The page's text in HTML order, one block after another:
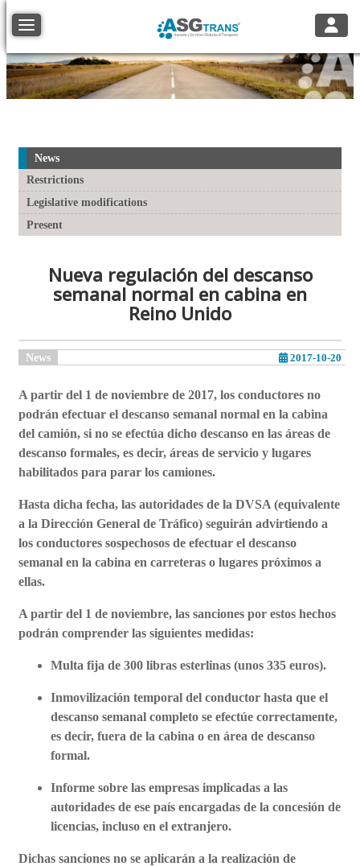
Toggle navigation
News
Restrictions
Legislative modifications
Present
Nueva regulación del descanso
semanal normal en cabina en
Reino Unido
News 2017-10-20
A partir del 1 de noviembre de 2017, los conductores no
podrán efectuar el descanso semanal normal en la cabina
del camión, si no se efectúa dicho descanso en las áreas de
descanso formales, es decir, áreas de servicio y lugares
habilitados para parar los camiones.
Hasta dicha fecha, las autoridades de la DVSA (equivalente
a la Dirección General de Tráfico) seguirán advirtiendo a
los conductores sospechosos de efectuar el descanso
semanal en la cabina en carreteras o lugares próximos a
ellas.
A partir del 1 de noviembre, las sanciones por estos hechos
podrán comprender las siguientes medidas:
Multa fija de 300 libras esterlinas (unos 335 euros).
Inmovilización temporal del conductor hasta que el
descanso semanal completo se efectúe correctamente,
es decir, fuera de la cabina o en área de descanso
formal.
Informe sobre las empresas implicadas a las
autoridades de ese país encargadas de la concesión de
licencias, incluso en el extranjero.
Dichas sanciones no se aplicarán a la realización de